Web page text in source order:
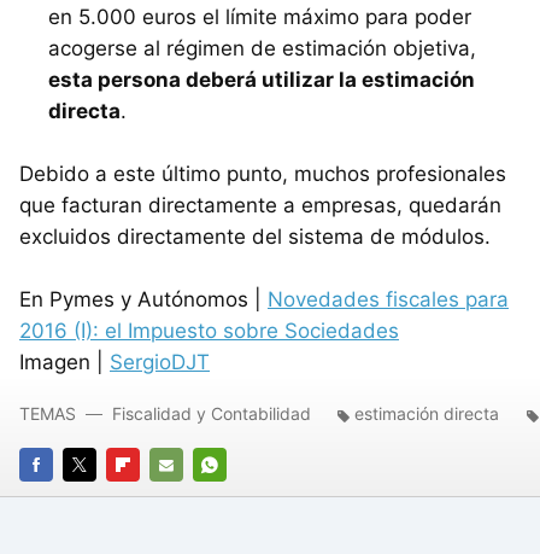
en 5.000 euros el límite máximo para poder
acogerse al régimen de estimación objetiva,
esta persona deberá utilizar la estimación
directa.
Debido a este último punto, muchos profesionales
que facturan directamente a empresas, quedarán
excluidos directamente del sistema de módulos.
En Pymes y Autónomos | Novedades fiscales para
2016 (I): el Impuesto sobre Sociedades
Imagen | SergioDJT
FACEBOOK
TWITTERFLIPBOARD
E-
WHATSAPP
TEMAS Fiscalidad y Contabilidad estimación directa